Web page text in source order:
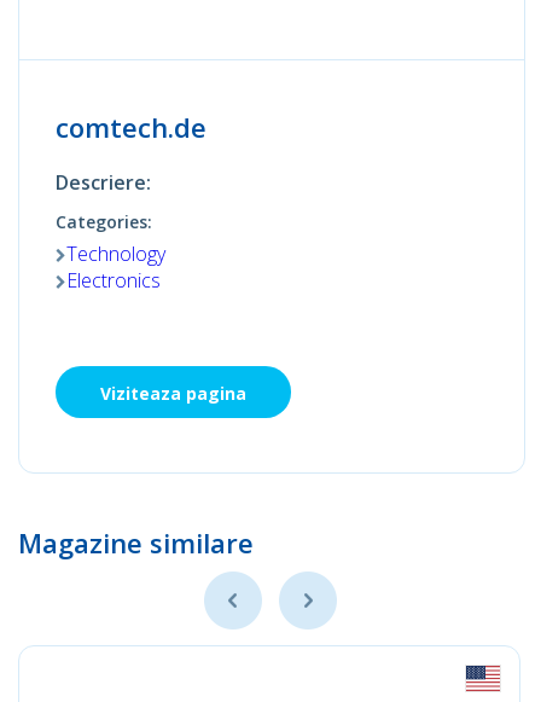
comtech.de
Descriere:
Categories:
Technology
Electronics
Viziteaza pagina
Magazine similare